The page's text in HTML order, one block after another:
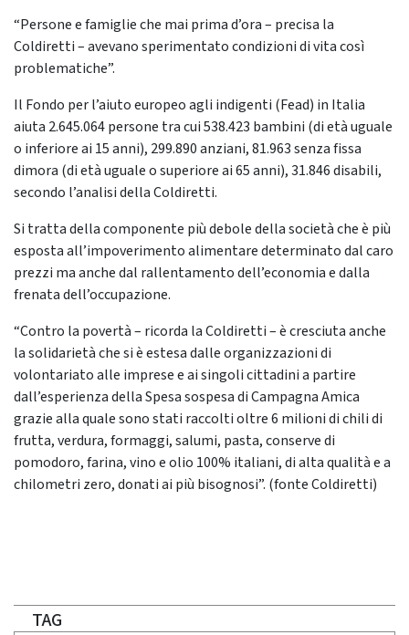
“Persone e famiglie che mai prima d’ora – precisa la
Coldiretti – avevano sperimentato condizioni di vita così
problematiche”.
Il Fondo per l’aiuto europeo agli indigenti (Fead) in Italia
aiuta 2.645.064 persone tra cui 538.423 bambini (di età uguale
o inferiore ai 15 anni), 299.890 anziani, 81.963 senza fissa
dimora (di età uguale o superiore ai 65 anni), 31.846 disabili,
secondo l’analisi della Coldiretti.
Si tratta della componente più debole della società che è più
esposta all’impoverimento alimentare determinato dal caro
prezzi ma anche dal rallentamento dell’economia e dalla
frenata dell’occupazione.
“Contro la povertà – ricorda la Coldiretti – è cresciuta anche
la solidarietà che si è estesa dalle organizzazioni di
volontariato alle imprese e ai singoli cittadini a partire
dall’esperienza della Spesa sospesa di Campagna Amica
grazie alla quale sono stati raccolti oltre 6 milioni di chili di
frutta, verdura, formaggi, salumi, pasta, conserve di
pomodoro, farina, vino e olio 100% italiani, di alta qualità e a
chilometri zero, donati ai più bisognosi”. (fonte Coldiretti)
TAG